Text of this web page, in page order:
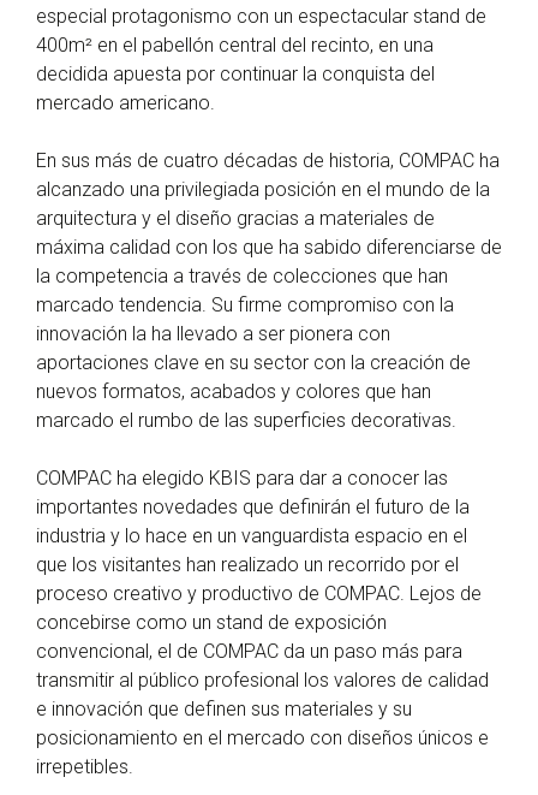
especial protagonismo con un espectacular stand de
400m² en el pabellón central del recinto, en una
decidida apuesta por continuar la conquista del
mercado americano.
En sus más de cuatro décadas de historia, COMPAC ha
alcanzado una privilegiada posición en el mundo de la
arquitectura y el diseño gracias a materiales de
máxima calidad con los que ha sabido diferenciarse de
la competencia a través de colecciones que han
marcado tendencia. Su firme compromiso con la
innovación la ha llevado a ser pionera con
aportaciones clave en su sector con la creación de
nuevos formatos, acabados y colores que han
marcado el rumbo de las superficies decorativas.
COMPAC ha elegido KBIS para dar a conocer las
importantes novedades que definirán el futuro de la
industria y lo hace en un vanguardista espacio en el
que los visitantes han realizado un recorrido por el
proceso creativo y productivo de COMPAC. Lejos de
concebirse como un stand de exposición
convencional, el de COMPAC da un paso más para
transmitir al público profesional los valores de calidad
e innovación que definen sus materiales y su
posicionamiento en el mercado con diseños únicos e
irrepetibles.